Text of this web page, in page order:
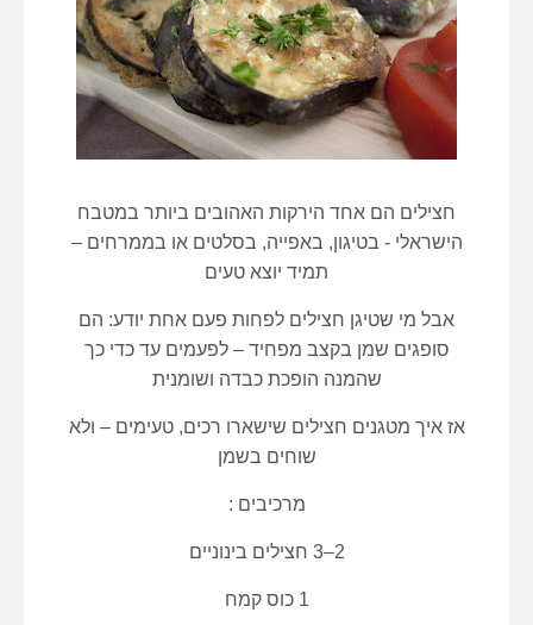
חצילים הם אחד הירקות האהובים ביותר במטבח
הישראלי - בטיגון, באפייה, בסלטים או בממרחים –
תמיד יוצא טעים
אבל מי שטיגן חצילים לפחות פעם אחת יודע: הם
סופגים שמן בקצב מפחיד – לפעמים עד כדי כך
שהמנה הופכת כבדה ושומנית
אז איך מטגנים חצילים שישארו רכים, טעימים – ולא
שוחים בשמן
מרכיבים :
2–3 חצילים בינוניים
1 כוס קמח